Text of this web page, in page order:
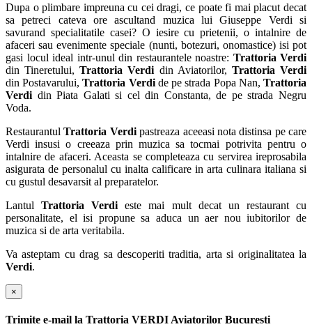
Dupa o plimbare impreuna cu cei dragi, ce poate fi mai placut decat
sa petreci cateva ore ascultand muzica lui Giuseppe Verdi si
savurand specialitatile casei? O iesire cu prietenii, o intalnire de
afaceri sau evenimente speciale (nunti, botezuri, onomastice) isi pot
gasi locul ideal intr-unul din restaurantele noastre: Trattoria Verdi
din Tineretului,Trattoria Verdi din Aviatorilor, Trattoria Verdi
din Postavarului,Trattoria Verdide pe strada Popa Nan,Trattoria
Verdi din Piata Galati si cel din Constanta, de pe strada Negru
Voda.
Restaurantul Trattoria Verdipastreaza aceeasi nota distinsa pe care
Verdi insusi o creeaza prin muzica sa tocmai potrivita pentru o
intalnire de afaceri. Aceasta se completeaza cu servirea ireprosabila
asigurata de personalul cu inalta calificare in arta culinara italiana si
cu gustul desavarsit al preparatelor.
LantulTrattoria Verdieste mai mult decat un restaurant cu
personalitate, el isi propune sa aduca un aer nou iubitorilor de
muzica si de arta veritabila.
Va asteptam cu drag sa descoperiti traditia, arta si originalitatea la
Verdi.
×
Trimite e-mail la Trattoria VERDI Aviatorilor Bucuresti